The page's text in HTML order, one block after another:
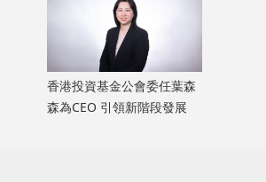
香港投資基金公會委任葉森
森為CEO 引領新階段發展